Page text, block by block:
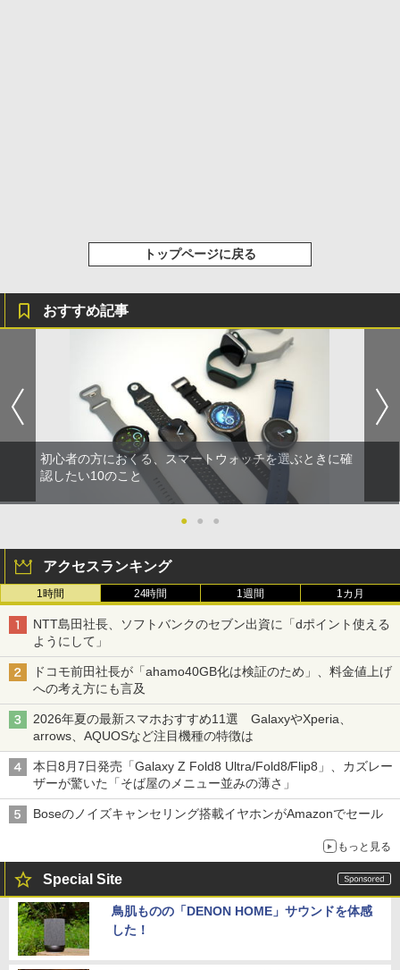
トップページに戻る
おすすめ記事
初心者の方におくる、スマートウォッチを選ぶときに確
認したい10のこと
● ● ●
アクセスランキング
1時間 24時間 1週間 1カ月
NTT島田社長、ソフトバンクのセブン出資に「dポイント使える
ようにして」
ドコモ前田社長が「ahamo40GB化は検証のため」、料金値上げ
への考え方にも言及
2026年夏の最新スマホおすすめ11選 GalaxyやXperia、
arrows、AQUOSなど注目機種の特徴は
本日8月7日発売「Galaxy Z Fold8 Ultra/Fold8/Flip8」、カズレー
ザーが驚いた「そば屋のメニュー並みの薄さ」
Boseのノイズキャンセリング搭載イヤホンがAmazonでセール
もっと見る
Special Site
鳥肌ものの「DENON HOME」サウンドを体感
した！